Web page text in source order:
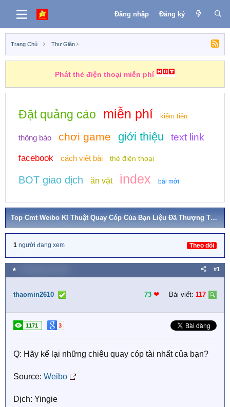
Đăng nhập Đăng ký
Trang Chủ Thư Giãn
Phát thẻ điện thoại miễn phí
Đặt quảng cáo miễn phí kiếm tiền
thông báo chơi game giới thiệu text link
facebook cách viết bài thẻ điện thoại
BOT giao dịch ăn vặt index bài mới
Top Cmt Weibo Kĩ Thuật Quay Cóp Của Bạn Liệu Đã Thượng Thừa?
1 người đang xem Theo dõi
★ #1
thaomin2610 73 ❤︎ Bài viết: 117
1171 3
Q: Hãy kể lại những chiêu quay cóp tài nhất của bạn?
Source: Weibo
Dịch: Yingie